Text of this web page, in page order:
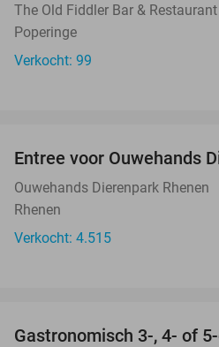
The Old Fiddler Bar & Restaurant
Poperinge
Verkocht: 99
Entree voor Ouwehands
Ouwehands Dierenpark Rhenen
Rhenen
Verkocht: 4.515
Gastronomisch 3-, 4- of